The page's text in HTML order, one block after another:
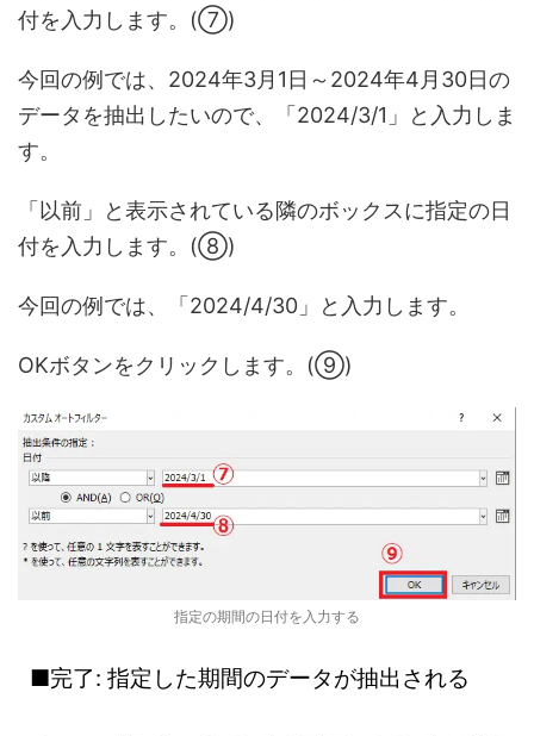
付を入力します。(⑦)
今回の例では、2024年3月1日～2024年4月30日の
データを抽出したいので、「2024/3/1」と入力しま
す。
「以前」と表示されている隣のボックスに指定の日
付を入力します。(⑧)
今回の例では、「2024/4/30」と入力します。
OKボタンをクリックします。(⑨)
指定の期間の日付を入力する
■完了: 指定した期間のデータが抽出される